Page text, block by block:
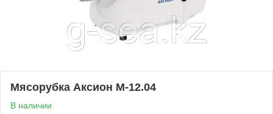
Мясорубка Аксион M-12.04
В наличии